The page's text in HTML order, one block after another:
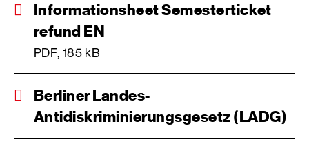
Informationsheet Semesterticket
refund EN
PDF, 185 kB
Berliner Landes-
Antidiskriminierungsgesetz (LADG)